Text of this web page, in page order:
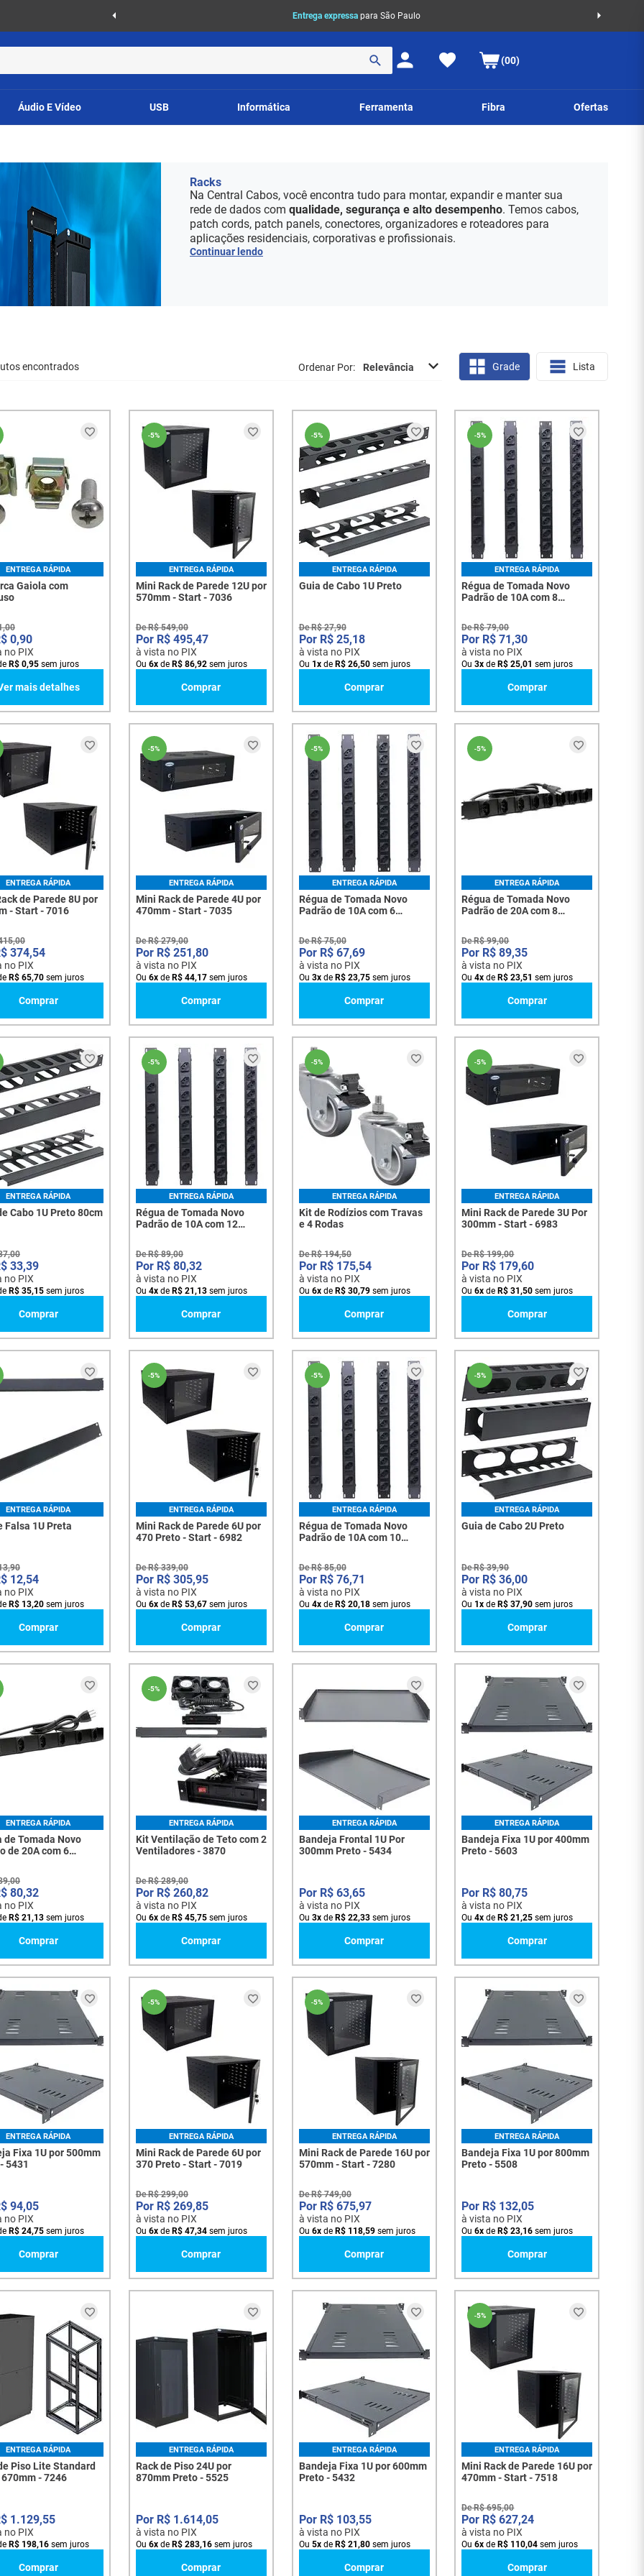
Entrega expressa para São Paulo
(00)
Áudio E Vídeo USB Informática Ferramenta Fibra Ofertas
Racks
Na Central Cabos, você encontra tudo para montar, expandir e manter sua
rede de dados com qualidade, segurança e alto desempenho. Temos cabos,
patch cords, patch panels, conectores, organizadores e roteadores para
aplicações residenciais, corporativas e profissionais.
Continuar lendo
encontrados Ordenar Por Relevância Grade Lista
ENTREGA RÁPIDA
Gaiola com
,00
0,90
no PIX
R$ 0,95 sem juros
mais detalhes
-5%
ENTREGA RÁPIDA
Mini Rack de Parede 12U por
570mm - Start - 7036
DeR$ 549,00
R$ 495,47
à vista no PIX
Ou 6xde R$ 86,92sem juros
Comprar
-5%
ENTREGA RÁPIDA
Guia de Cabo 1U Preto
DeR$ 27,90
R$ 25,18
à vista no PIX
Ou 1 xde R$ 26,50sem juros
Comprar
-5%
ENTREGA RÁPIDA
Régua de Tomada Novo
Padrão de 10A com 8
DeR$ 79,00
R$ 71,30
à vista no PIX
Ou3x de R$ 25,01 sem juros
Comprar
ENTREGA RÁPIDA
de Parede 8U por
- Start - 7016
,00
374,54
no PIX
R$ 65,70 sem juros
Comprar
-5%
ENTREGA RÁPIDA
Mini Rack de Parede 4U por
470mm - Start - 7035
DeR$ 279,00
R$ 251,80
à vista no PIX
Ou 6xde R$ 44,17sem juros
Comprar
-5%
ENTREGA RÁPIDA
Régua de Tomada Novo
Padrão de 10A com 6
DeR$ 75,00
R$ 67,69
à vista no PIX
Ou 3xde R$ 23,75sem juros
Comprar
-5%
ENTREGA RÁPIDA
Régua de Tomada Novo
Padrão de 20A com 8
DeR$ 99,00
R$ 89,35
à vista no PIX
Ou4x de R$ 23,51 sem juros
Comprar
ENTREGA RÁPIDA
Cabo 1U Preto 80cm
,00
33,39
no PIX
R$ 35,15 sem juros
Comprar
-5%
ENTREGA RÁPIDA
Régua de Tomada Novo
Padrão de 10A com 12
DeR$ 89,00
R$ 80,32
à vista no PIX
Ou 4xde R$ 21 ,13sem juros
Comprar
-5%
ENTREGA RÁPIDA
Kit de Rodízios com Travas
e 4 Rodas
DeR$ 194,50
R$ 175,54
à vista no PIX
Ou 6xde R$ 30,79sem juros
Comprar
-5%
ENTREGA RÁPIDA
Mini Rack de Parede 3U Por
300mm - Start - 6983
DeR$ 199,00
R$ 179,60
à vista no PIX
Ou6x de R$ 31,50 sem juros
Comprar
ENTREGA RÁPIDA
Falsa 1U Preta
,90
12,54
no PIX
R$ 13,20 sem juros
Comprar
-5%
ENTREGA RÁPIDA
Mini Rack de Parede 6U por
470 Preto - Start - 6982
DeR$ 339,00
R$ 305,95
à vista no PIX
Ou 6xde R$ 53,67sem juros
Comprar
-5%
ENTREGA RÁPIDA
Régua de Tomada Novo
Padrão de 10A com 10
DeR$ 85,00
R$ 76,71
à vista no PIX
Ou 4xde R$ 20,18sem juros
Comprar
-5%
ENTREGA RÁPIDA
Guia de Cabo 2U Preto
DeR$ 39,90
R$ 36,00
à vista no PIX
Ou 1x de R$ 37,90 sem juros
Comprar
ENTREGA RÁPIDA
de Tomada Novo
de 20A com 6
,00
80,32
no PIX
R$ 21 ,13 sem juros
Comprar
-5%
ENTREGA RÁPIDA
Kit Ventilação de Teto com 2
Ventiladores - 3870
DeR$ 289,00
R$ 260,82
à vista no PIX
Ou 6xde R$ 45,75sem juros
Comprar
ENTREGA RÁPIDA
Bandeja Frontal 1U Por
300mm Preto - 5434
R$ 63,65
à vista no PIX
Ou 3xde R$ 22,33sem juros
Comprar
ENTREGA RÁPIDA
Bandeja Fixa 1U por 400mm
Preto - 5603
R$ 80,75
à vista no PIX
Ou4x de R$ 21,25 sem juros
Comprar
ENTREGA RÁPIDA
Fixa 1U por 500mm
5431
94,05
no PIX
R$ 24,75 sem juros
Comprar
-5%
ENTREGA RÁPIDA
Mini Rack de Parede 6U por
370 Preto - Start - 7019
DeR$ 299,00
R$ 269,85
à vista no PIX
Ou 6xde R$ 47,34sem juros
Comprar
-5%
ENTREGA RÁPIDA
Mini Rack de Parede 16U por
570mm - Start - 7280
DeR$ 749,00
R$ 675,97
à vista no PIX
Ou 6xde R$ 118,59sem juros
Comprar
ENTREGA RÁPIDA
Bandeja Fixa 1U por 800mm
Preto - 5508
R$ 132,05
à vista no PIX
Ou6x de R$ 23,16 sem juros
Comprar
ENTREGA RÁPIDA
Piso Lite Standard
670mm - 7246
1.129,55
no PIX
R$ 198,16 sem juros
Comprar
ENTREGA RÁPIDA
Rack de Piso 24U por
870mm Preto - 5525
R$ 1.614,05
à vista no PIX
Ou 6xde R$ 283,16sem juros
Comprar
ENTREGA RÁPIDA
Bandeja Fixa 1U por 600mm
Preto - 5432
R$ 103,55
à vista no PIX
Ou 5xde R$ 21 ,80sem juros
Comprar
-5%
ENTREGA RÁPIDA
Mini Rack de Parede 16U por
470mm - Start - 7518
DeR$ 695,00
R$ 627,24
à vista no PIX
Ou6x de R$ 110,04 sem juros
Comprar